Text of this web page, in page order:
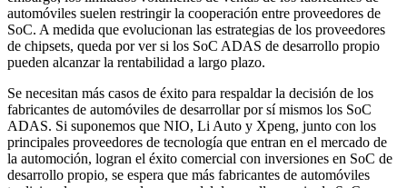
automóviles suelen restringir la cooperación entre proveedores de
SoC. A medida que evolucionan las estrategias de los proveedores
de chipsets, queda por ver si los SoC ADAS de desarrollo propio
pueden alcanzar la rentabilidad a largo plazo.
Se necesitan más casos de éxito para respaldar la decisión de los
fabricantes de automóviles de desarrollar por sí mismos los SoC
ADAS. Si suponemos que NIO, Li Auto y Xpeng, junto con los
principales proveedores de tecnología que entran en el mercado de
la automoción, logran el éxito comercial con inversiones en SoC de
desarrollo propio, se espera que más fabricantes de automóviles